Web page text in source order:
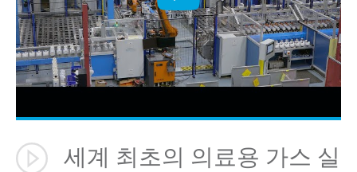
세계 최초의 의료용 가스 실